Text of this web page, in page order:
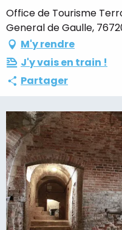
Office de Tourisme
General de Gaulle,
M'y rendre
J'y vais en train !
Partager